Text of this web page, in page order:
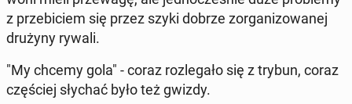
z prze­bi­ciem się przez szyki dobrze zor­ga­ni­zowanej
drużyny rywali.
"My chcemy gola" - coraz ro­zle­gało się z trybun, coraz
częś­ciej słychać było też gwizdy.